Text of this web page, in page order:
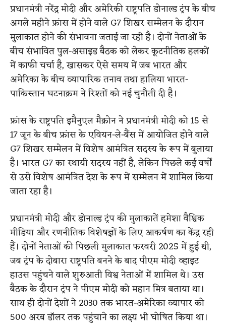
प्रधानमंत्री नरेंद्र मोदी और अमेरिकी राष्ट्रपति डोनाल्ड ट्रंप के बीच
अगले महीने फ्रांस में होने वाले G7 शिखर सम्मेलन के दौरान
मुलाकात होने की संभावना जताई जा रही है। दोनों नेताओं के
बीच संभावित पुल-असाइड बैठक को लेकर कूटनीतिक हलकों
में काफी चर्चा है, खासकर ऐसे समय में जब भारत और
अमेरिका के बीच व्यापारिक तनाव तथा हालिया भारत-
पाकिस्तान घटनाक्रम ने रिश्तों को नई चुनौती दी है।
फ्रांस के राष्ट्रपति इमैनुएल मैक्रोन ने प्रधानमंत्री मोदी को 15 से
17 जून के बीच फ्रांस के एवियन-ले-बैंस में आयोजित होने वाले
G7 शिखर सम्मेलन में विशेष आमंत्रित सदस्य के रूप में बुलाया
है। भारत G7 का स्थायी सदस्य नहीं है, लेकिन पिछले कई वर्षों
से उसे विशेष आमंत्रित देश के रूप में सम्मेलन में शामिल किया
जाता रहा है।
प्रधानमंत्री मोदी और डोनाल्ड ट्रंप की मुलाकातें हमेशा वैश्विक
मीडिया और रणनीतिक विशेषज्ञों के लिए आकर्षण का केंद्र रही
हैं। दोनों नेताओं की पिछली मुलाकात फरवरी 2025 में हुई थी,
जब ट्रंप के दोबारा राष्ट्रपति बनने के बाद पीएम मोदी व्हाइट
हाउस पहुंचने वाले शुरुआती विश्व नेताओं में शामिल थे। उस
बैठक के दौरान ट्रंप ने पीएम मोदी को महान मित्र बताया था।
साथ ही दोनों देशों ने 2030 तक भारत-अमेरिका व्यापार को
500 अरब डॉलर तक पहुंचाने का लक्ष्य भी घोषित किया था।